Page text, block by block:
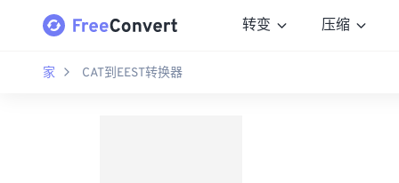
转变 压缩
家 CAT到EEST转换器